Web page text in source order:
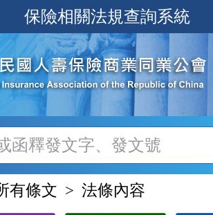
保險相關法規查詢系統
有條文 法條內容